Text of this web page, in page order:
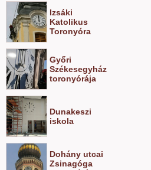
Izsáki
Katolikus
Toronyóra
Győri
Székesegyház
toronyórája
Dunakeszi
iskola
Dohány utcai
Zsinagóga